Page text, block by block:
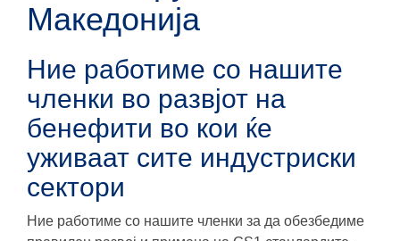
Македонија
Ние работиме со нашите
членки во развјот на
бенефити во кои ќе
уживаат сите индустриски
сектори
Ние работиме со нашите членки за да обезбедиме